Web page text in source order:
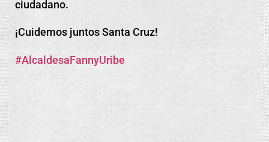
ciudadano.
¡Cuidemos juntos Santa Cruz!
#AlcaldesaFannyUribe